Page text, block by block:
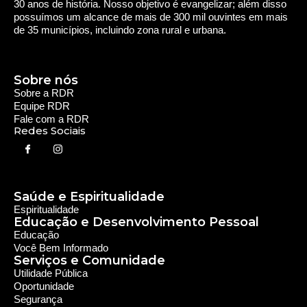
30 anos de história. Nosso objetivo é evangelizar; além disso
possuímos um alcance de mais de 300 mil ouvintes em mais
de 35 municípios, incluindo zona rural e urbana.
Sobre a RDR
Equipe RDR
Fale com a RDR
Redes Sociais
Sobre nós
Saúde e Espiritualidade
Espiritualidade
Educação e Desenvolvimento Pessoal
Educação
Você Bem Informado
Serviços e Comunidade
Utilidade Pública
Oportunidade
Segurança